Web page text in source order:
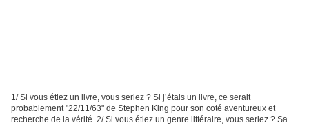
1/ Si vous étiez un livre, vous seriez ? Si j’étais un livre, ce serait
probablement "22/11/63" de Stephen King pour son coté aventureux et
recherche de la vérité. 2/ Si vous étiez un genre littéraire, vous seriez ? Sans